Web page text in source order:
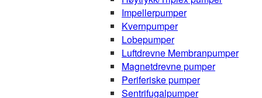
Impellerpumper
Kvernpumper
Lobepumper
Luftdrevne Membranpumper
Magnetdrevne pumper
Periferiske pumper
Sentrifugalpumper